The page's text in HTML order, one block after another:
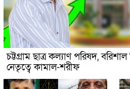
চট্টগ্রাম ছাত্র কল্যাণ পরিষদ,
নেতৃত্বে কামাল-শরীফ